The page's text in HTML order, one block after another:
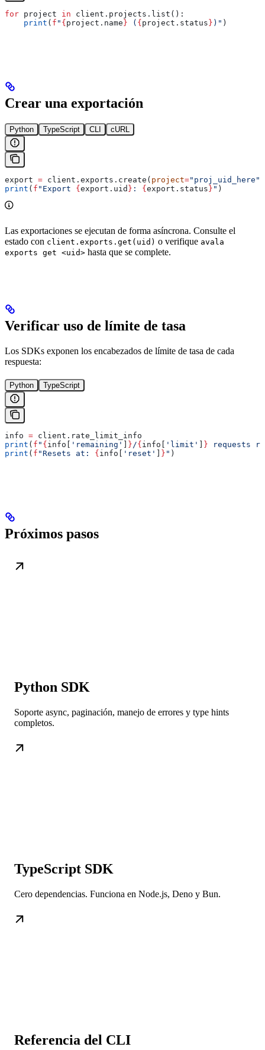
for project in client.projects.list():
    print
( f " { project.name } ( { project.status } )" )
Crear una exportación
Python TypeScript CLI cURL
export = client.exports.create( project="proj_uid_here"
print ( f "Export { export.uid } : { export.status } " )
Las exportaciones se ejecutan de forma asíncrona. Consulte el
estado con client.exports.get(uid) o verifique avala
exports get <uid> hasta que se complete.
Verificar uso de límite de tasa
Los SDKs exponen los encabezados de límite de tasa de cada
respuesta:
Python TypeScript
info = client.rate_limit_info
print ( f " { info[ 'remaining' }/{ info[ 'limit' } requests
print ( f "Resets at: { info[ 'reset' } " )
Próximos pasos
Python SDK
Soporte async, paginación, manejo de errores y type hints
completos.
TypeScript SDK
Cero dependencias. Funciona en Node.js, Deno y Bun.
Referencia del CLI